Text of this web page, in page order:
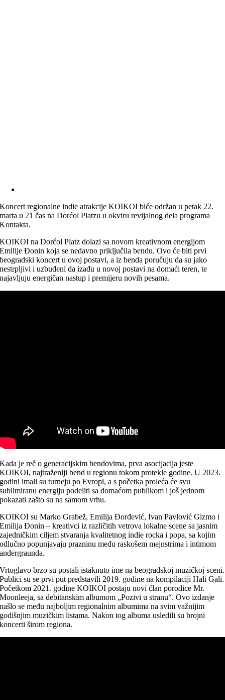
Koncert regionalne indie atrakcije KOIKOI biće održan u petak 22.
marta u 21 čas na Dorćol Platzu u okviru revijalnog dela programa
Kontakta.
KOIKOI na Dorćol Platz dolazi sa novom kreativnom energijom
Emilije Đonin koja se nedavno priključila bendu. Ovo će biti prvi
beogradski koncert u ovoj postavi, a iz benda poručuju da su jako
nestrpljivi i uzbuđeni da izađu u novoj postavi na domaći teren, te
najavljuju energičan nastup i premijeru novih pesama.
Kada je reč o generacijskim bendovima, prva asocijacija jeste
KOIKOI, najtraženiji bend u regionu tokom protekle godine. U 2023.
godini imali su turneju po Evropi, a s početka proleća će svu
sublimiranu energiju podeliti sa domaćom publikom i još jednom
pokazati zašto su na samom vrhu.
KOIKOI su Marko Grabež, Emilija Đorđević, Ivan Pavlović Gizmo i
Emilija Đonin – kreativci iz različitih vetrova lokalne scene sa jasnim
zajedničkim ciljem stvaranja kvalitetnog indie rocka i popa, sa kojim
odlučno popunjavaju prazninu među raskošem mejnstrima i intimom
andergraunda.
Vrtoglavo brzo su postali istaknuto ime na beogradskoj muzičkoj sceni.
Publici su se prvi put predstavili 2019. godine na kompilaciji Hali Gali.
Početkom 2021. godine KOIKOI postaju novi član porodice Mr.
Moonleeja, sa debitanskim albumom „Pozivi u stranu“. Ovo izdanje
našlo se među najboljim regionalnim albumima na svim važnijim
godišnjim muzičkim listama. Nakon tog albuma usledili su brojni
koncerti širom regiona.